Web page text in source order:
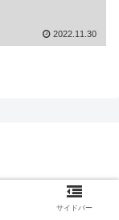
2022.11.30
サイドバー